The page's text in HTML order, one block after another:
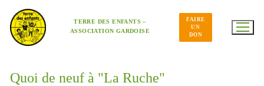
contenu
TERRE DES ENFANTS –
ASSOCIATION GARDOISE
FAIRE
UN
DON
Quoi de neuf à "La Ruche"